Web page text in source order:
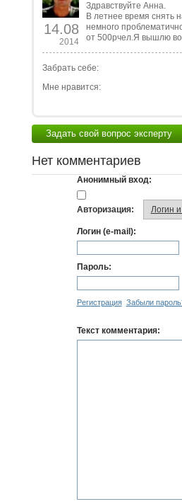
14.08
2014
Здравствуйте Анна.
В летнее время снять
немного
от 500рчел.Я вышлю
Забрать себе:
Мне нравится:
Задать свой вопрос эксперту
Нет комментариев
Анонимный вход:
Авторизация: Логин
Логин (e-mail):
Пароль:
Регистрация Забыли
Текст комментария: